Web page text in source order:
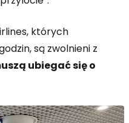
których
są zwolnieni z
ubiegać się o